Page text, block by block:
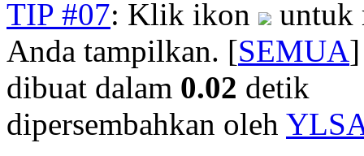
TIP #07: Klik ikon
untuk
Anda tampilkan. [SEMUA]
dibuat dalam 0.02 detik
dipersembahkan oleh